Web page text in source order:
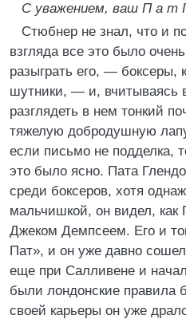
С уважением, ваш П а т
Стюбнер не знал, что и
взгляда все это было
разыграть его, — боксеры,
шутники, — и, вчитываясь
разглядеть в нем тонкий
тяжелую добродушную
если письмо не подделка,
это было ясно. Пата
среди боксеров, хотя
мальчишкой, он видел, как
Джеком Демпсеем. Его и
Пат», и он уже давно
еще при Салливене и
были лондонские правила
своей карьеры он уже